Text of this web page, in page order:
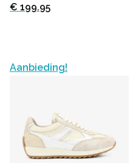
€ 199.95
Aanbieding!